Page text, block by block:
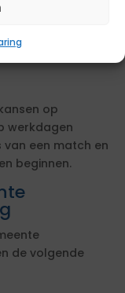
de eisen van
tegen de actuele
op
werkdagen
van een match en
beginnen.
de volgende